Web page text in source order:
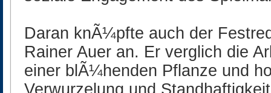
Daran knÃ¼pfte auch der
Rainer Auer an. Er verglich die
einer blÃ¼henden Pflanze und
Verwurzelung und